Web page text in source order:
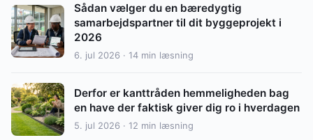
Sådan vælger du en bæredygtig
samarbejdspartner til dit byggeprojekt i
2026
6. jul 2026 · 14 min læsning
Derfor er kanttråden hemmeligheden bag
en have der faktisk giver dig ro i hverdagen
5. jul 2026 · 12 min læsning